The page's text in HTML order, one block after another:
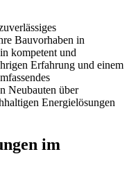
Bauvorhaben in
kompetent und
Erfahrung und einem
Neubauten über
Energielösungen
im